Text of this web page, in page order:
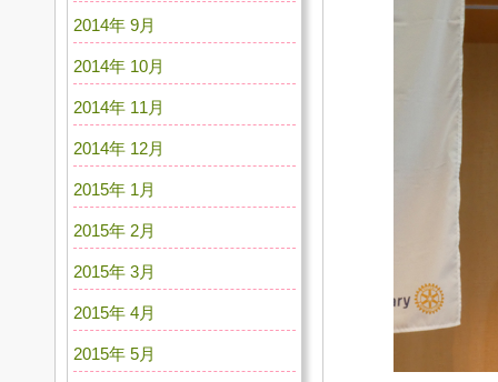
2014年 9月
2014年 10月
2014年 11月
2014年 12月
2015年 1月
2015年 2月
2015年 3月
2015年 4月
2015年 5月